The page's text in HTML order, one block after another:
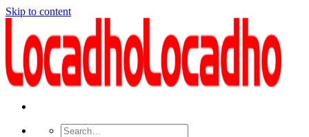
Skip to content